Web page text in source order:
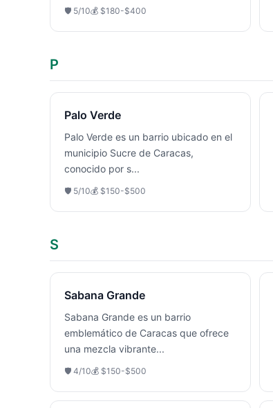
🛡️ 5/10💰 $180-$400
P
Palo Verde
Palo Verde es un barrio ubicado en el
municipio Sucre de Caracas,
conocido por s...
🛡️ 5/10💰 $150-$500
S
Sabana Grande
Sabana Grande es un barrio
emblemático de Caracas que ofrece
una mezcla vibrante...
🛡️ 4/10💰 $150-$500